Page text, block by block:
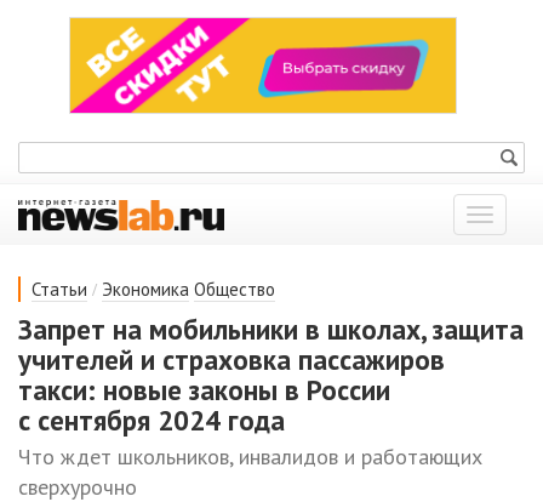
Показать
меню
Статьи / Экономика Общество
Запрет на мобильники в школах, защита
учителей и страховка пассажиров
такси: новые законы в России
с сентября 2024 года
Что ждет школьников, инвалидов и работающих
сверхурочно